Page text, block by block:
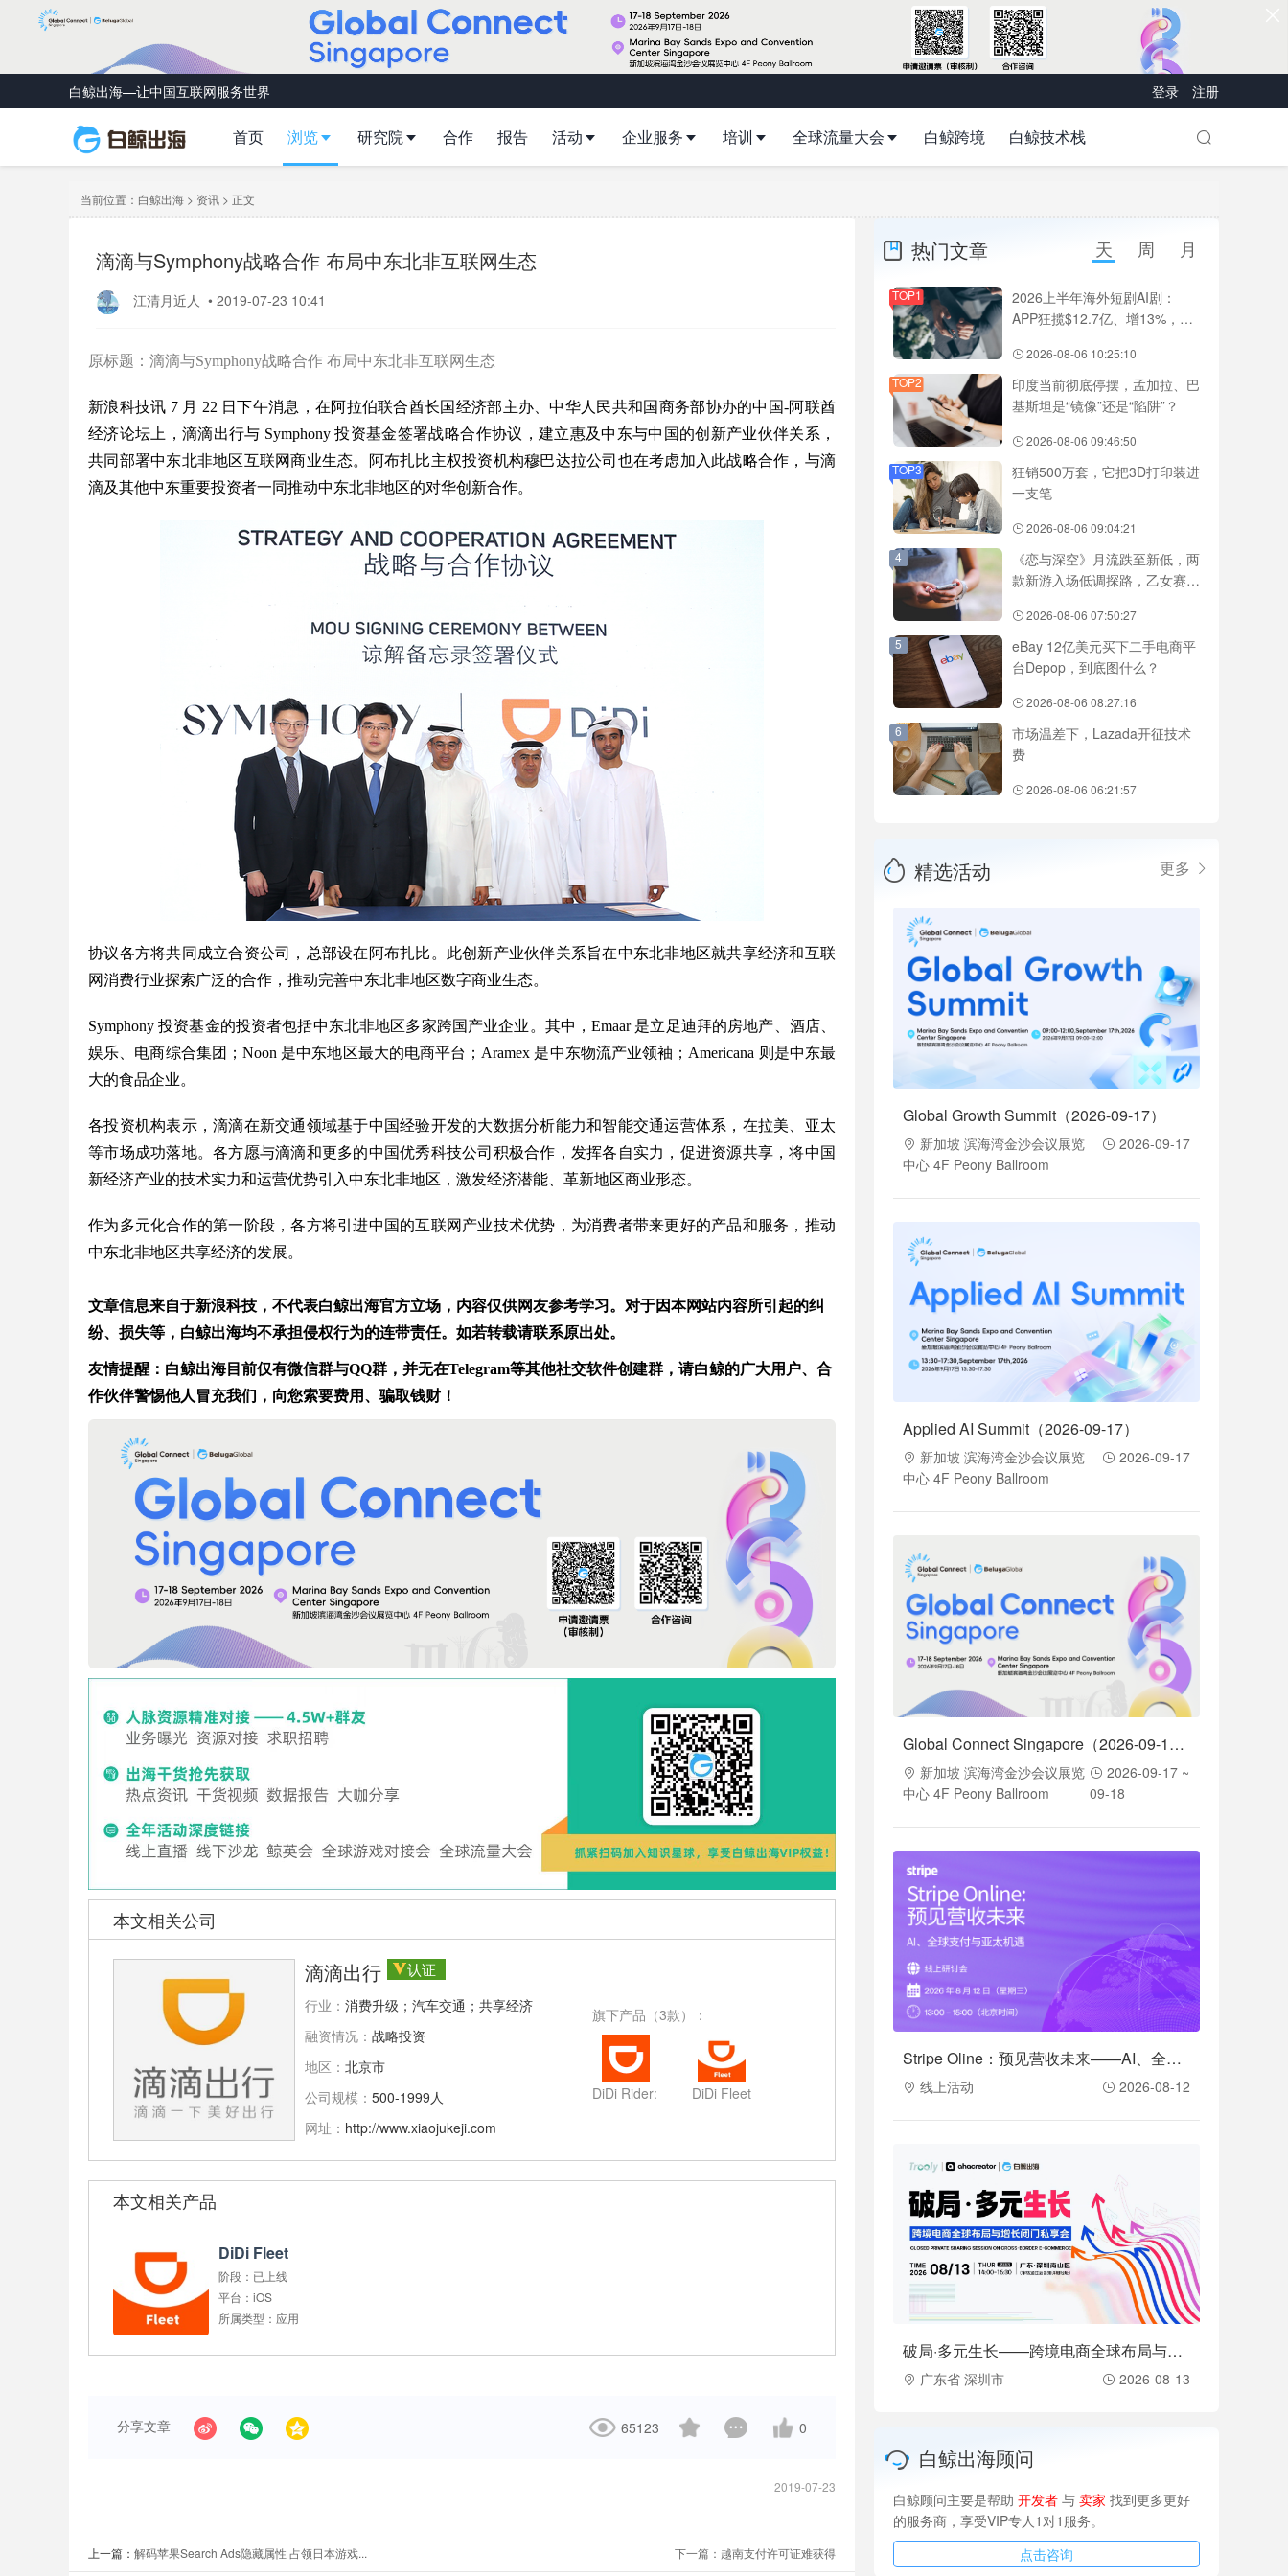
白鲸出海—让中国互联网服务世界 登录 注册
首页 浏览 研究院 合作 报告 活动 企业服务 培训 全球流量大会 白鲸跨境 白鲸技术栈
当前位置： 白鲸出海 > 资讯 > 正文
滴滴与Symphony战略合作 布局中东北非互联网生态
江清月近人 • 2019-07-23 10:41
原标题：滴滴与Symphony战略合作 布局中东北非互联网生态
新浪科技讯 7 月 22 日下午消息，在阿拉伯联合酋长国经济部主办、中华人民共和国商务部协办的中国-阿联酋
经济论坛上，滴滴出行与 Symphony 投资基金签署战略合作协议，建立惠及中东与中国的创新产业伙伴关系，
共同部署中东北非地区互联网商业生态。阿布扎比主权投资机构穆巴达拉公司也在考虑加入此战略合作，与滴
滴及其他中东重要投资者一同推动中东北非地区的对华创新合作。
协议各方将共同成立合资公司，总部设在阿布扎比。此创新产业伙伴关系旨在中东北非地区就共享经济和互联
网消费行业探索广泛的合作，推动完善中东北非地区数字商业生态。
Symphony 投资基金的投资者包括中东北非地区多家跨国产业企业。其中，Emaar 是立足迪拜的房地产、酒店、
娱乐、电商综合集团；Noon 是中东地区最大的电商平台；Aramex 是中东物流产业领袖；Americana 则是中东最
大的食品企业。
各投资机构表示，滴滴在新交通领域基于中国经验开发的大数据分析能力和智能交通运营体系，在拉美、亚太
等市场成功落地。各方愿与滴滴和更多的中国优秀科技公司积极合作，发挥各自实力，促进资源共享，将中国
新经济产业的技术实力和运营优势引入中东北非地区，激发经济潜能、革新地区商业形态。
作为多元化合作的第一阶段，各方将引进中国的互联网产业技术优势，为消费者带来更好的产品和服务，推动
中东北非地区共享经济的发展。
文章信息来自于新浪科技，不代表白鲸出海官方立场，内容仅供网友参考学习。对于因本网站内容所引起的纠
纷、损失等，白鲸出海均不承担侵权行为的连带责任。如若转载请联系原出处。
友情提醒：白鲸出海目前仅有微信群与QQ群，并无在Telegram等其他社交软件创建群，请白鲸的广大用户、合
作伙伴警惕他人冒充我们，向您索要费用、骗取钱财！
本文相关公司
滴滴出行 认证
行业： 消费升级；汽车交通；共享经济
融资情况： 战略投资
地区： 北京市
公司规模： 500-1999人
网址： http://www.xiaojukeji.com
旗下产品（3款）：
DiDi Rider: Affordable rides
DiDi Fleet
本文相关产品
DiDi Fleet
阶段： 已上线
平台： iOS
所属类型： 应用
分享文章 65123 0
2019-07-23
上一篇： 解码苹果Search Ads隐藏属性 占领日本游戏... 下一篇： 越南支付许可证难获得
热门文章 天 周 月
TOP1
2026上半年海外短剧AI剧：
APP狂揽$12.7亿、增13%，
NetShort领跑
2026-08-06 10:25:10
TOP2
印度当前彻底停摆，孟加拉、巴
基斯坦是“镜像”还是“陷阱”？
2026-08-06 09:46:50
TOP3
狂销500万套，它把3D打印装进
一支笔
2026-08-06 09:04:21
4
《恋与深空》月流跌至新低，两
款新游入场低调探路，乙女赛道
2026-08-06 07:50:27
5
eBay 12亿美元买下二手电商平
台Depop，到底图什么？
2026-08-06 08:27:16
6
市场温差下，Lazada开征技术
费
2026-08-06 06:21:57
精选活动 更多
Global Growth Summit（2026-09-17）
新加坡 滨海湾金沙会议展览
中心 4F Peony Ballroom
2026-09-17
Applied AI Summit（2026-09-17）
新加坡 滨海湾金沙会议展览
中心 4F Peony Ballroom
2026-09-17
Global Connect Singapore（2026-09-17至2026-09-18）
新加坡 滨海湾金沙会议展览
中心 4F Peony Ballroom
2026-09-17 ~
09-18
Stripe Oline：预见营收未来——AI、全球支付与亚太机遇（2026-08-12）
线上活动 2026-08-12
破局·多元生长——跨境电商全球布局与增长闭门私享会（2026-08-13）
广东省 深圳市 2026-08-13
白鲸出海顾问
白鲸顾问主要是帮助 开发者 与 卖家 找到更多更好
的服务商，享受VIP专人1对1服务。
点击咨询